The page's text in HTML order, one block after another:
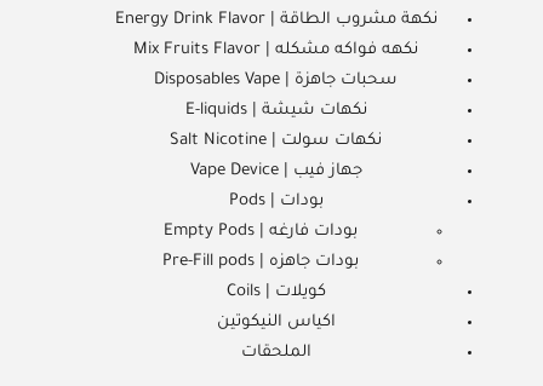
نكهة مشروب الطاقة | Energy Drink Flavor
نكهه فواكه مشكله | Mix Fruits Flavor
سحبات جاهزة | Disposables Vape
نكهات شيشة | E-liquids
نكهات سولت | Salt Nicotine
جهاز فيب | Vape Device
بودات | Pods
بودات فارغه | Empty Pods
بودات جاهزه | Pre-Fill pods
كويلات | Coils
اكياس النيكوتين
الملحقات